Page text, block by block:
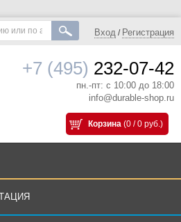
Вход / Регистрация
+7 (495) 232-07-42
пн.-пт: с 10:00 до 18:00
info@durable-shop.ru
Корзина (0 / 0 руб.)